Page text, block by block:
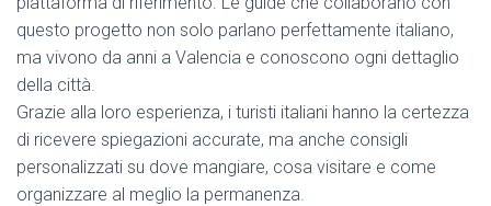
questo progetto non solo parlano perfettamente italiano,
ma vivono da anni a Valencia e conoscono ogni dettaglio
della città.
Grazie alla loro esperienza, i turisti italiani hanno la certezza
di ricevere spiegazioni accurate, ma anche consigli
personalizzati su dove mangiare, cosa visitare e come
organizzare al meglio la permanenza.